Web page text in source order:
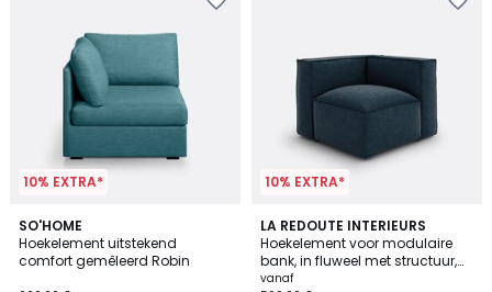
10% EXTRA*
SO'HOME
Hoekelement uitstekend
comfort gemêleerd Robin
4,3
/ 5
5
Kleuren
10% EXTRA*
LA REDOUTE INTERIEURS
Hoekelement voor modulaire
bank, in fluweel met structuur,
Seven
vanaf
5
/
5
3
Kleuren